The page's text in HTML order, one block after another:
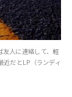
友人に連絡して、軽
近だとLP（ランディ